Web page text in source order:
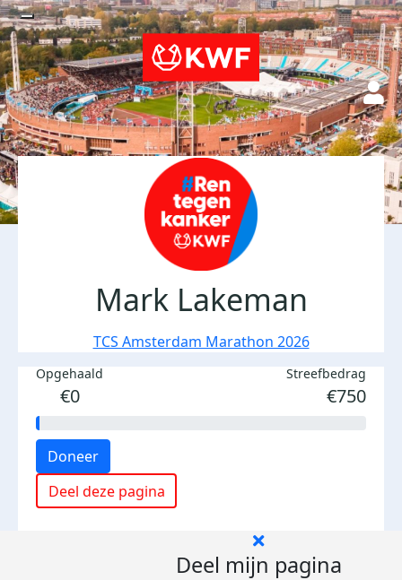
Mark Lakeman
TCS Amsterdam Marathon 2026
Opgehaald
€0
Streefbedrag
€750
Doneer
Deel deze pagina
Deel mijn pagina